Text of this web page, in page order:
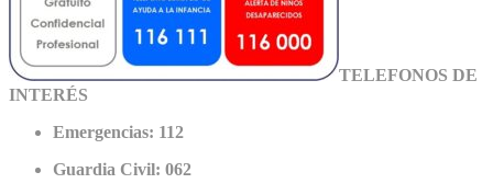
TELEFONOS DE
INTERÉS
Emergencias: 112
Guardia Civil: 062